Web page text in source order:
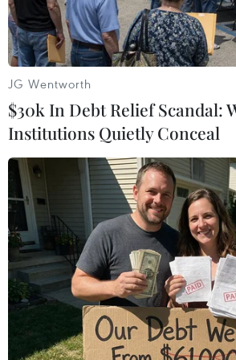
Ảnh minh họa (Nguồn: AFP/
Theo phóng viên TTXVN tại
đây, Lào liên tục ghi nhận các
dương tính với virus SARS-
COVID-19 là người nhập cảnh
JG Wentworth
$30k In Debt Relief Scandal:
Institutions Quietly Conceal